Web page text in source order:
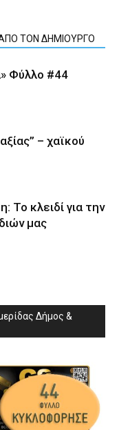
ΤΟΝ ΔΗΜΙΟΥΡΓΟ
Φύλλο #44
– χαϊκού
Το κλειδί για την
µας
Δήμος &